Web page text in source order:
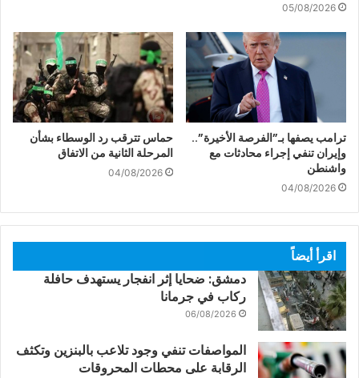
05/08/2026
ترامب يصفها بـ”الفرصة الأخيرة”..
وإيران تنفي إجراء محادثات مع
واشنطن
04/08/2026
حماس تترقب رد الوسطاء بشأن
المرحلة الثانية من الاتفاق
04/08/2026
اقرأ أيضاً
دمشق: ضحايا إثر انفجار يستهدف حافلة
ركاب في جرمانا
06/08/2026
المواصفات تنفي وجود تلاعب بالبنزين وتكثف
الرقابة على محطات المحروقات